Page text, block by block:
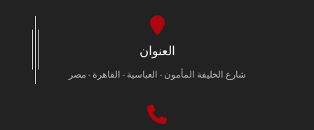
العنوان
شارع الخليفة المأمون - العباسية - القاهرة - مصر